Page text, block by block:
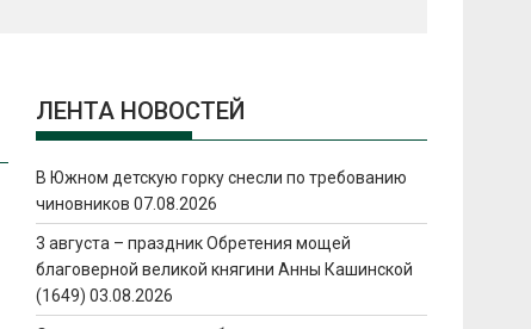
ЛЕНТА НОВОСТЕЙ
В Южном детскую горку снесли по требованию
чиновников 07.08.2026
3 августа – праздник Обретения мощей
благоверной великой княгини Анны Кашинской
(1649) 03.08.2026